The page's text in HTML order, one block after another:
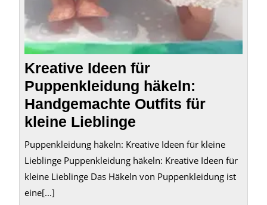
Kreative Ideen für
Puppenkleidung häkeln:
Handgemachte Outfits für
kleine Lieblinge
Puppenkleidung häkeln: Kreative Ideen für kleine
Lieblinge Puppenkleidung häkeln: Kreative Ideen für
kleine Lieblinge Das Häkeln von Puppenkleidung ist
eine[...]